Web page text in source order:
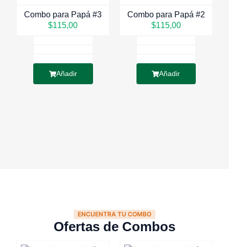
Combo para Papá #3
$115,00
Añadir
Combo para Papá #2
$115,00
Añadir
ENCUENTRA TU COMBO
Ofertas de Combos